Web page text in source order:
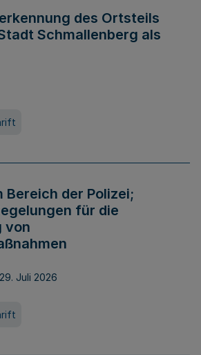
des Ortsteils
Schmallenberg als
Bereich der Polizei;
für die
von
Juli 2026